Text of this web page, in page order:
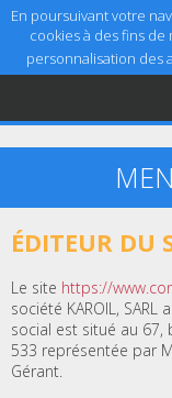
En poursuivant votre
cookies à des fins
personnalisation des
Accueil
Aide
ÉDITEUR DU
Le site https://
société KAROIL,
social est situé au 67,
533 représentée par
Gérant.